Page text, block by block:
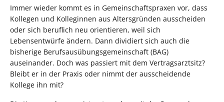
Immer wieder kommt es in Gemeinschaftspraxen vor, dass
Kollegen und Kolleginnen aus Altersgründen ausscheiden
oder sich beruflich neu orientieren, weil sich
Lebensentwürfe ändern. Dann dividiert sich auch die
bisherige Berufsausübungsgemeinschaft (BAG)
auseinander. Doch was passiert mit dem Vertragsarztsitz?
Bleibt er in der Praxis oder nimmt der ausscheidende
Kollege ihn mit?